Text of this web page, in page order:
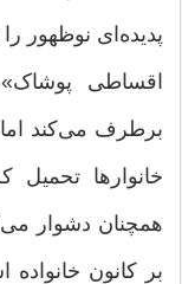
پدیده‌ای نوظهور
اقساطی
برطرف می‌کند اما
خانوارها
همچنان دشوار
بر کانون